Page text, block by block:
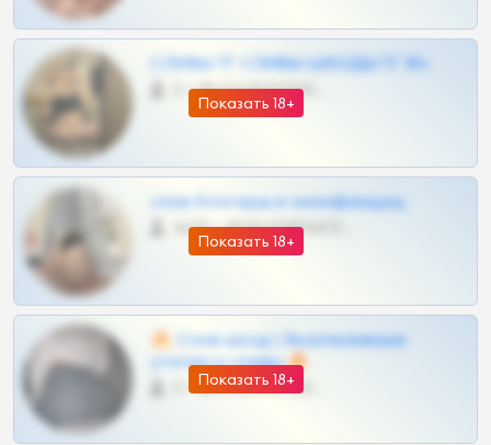
Показать 18+
СЛИВЫ ТГ СЛИВЫ ШКОДЫ ТГ 18+
0 •
Показать 18+
слив блогерш и онлифанщиц
4675 •
Показать 18+
🔥 Слив шкод | Эксклюзивные
утечки и сливы 🔥
0 •